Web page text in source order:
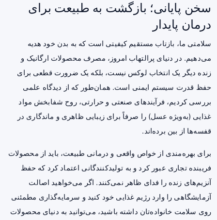
سخن پایانی؛ بازگشت به طبیعت برای
درمان پایدار
سلامتی ما، بازتاب مستقیم کیفیتی است که به بدن خود هدیه
می‌دهیم. در دنیای پرالتهاب امروز، مصرف محصولات ارگانیک و
زنده دیگر یک انتخاب لوکس نیست، بلکه یک ضرورت قطعی برای
حفظ قدرت سیستم ایمنی است. همان‌طور که از دیدگاه علمی
بررسی کردیم، فرآیندهای صنعتی و حرارتی، روح شفابخش مواد
غذایی (به‌ویژه عسل) را صرفاً برای زیبایی ظاهری و ماندگاری در
قفسه‌ها از بین برده‌اند.
برای بهره‌مندی از خواص واقعی و درمانی طبیعت، باید از محصولات
فریبنده تجاری عبور کرد و به تولیدکنندگانی اعتماد کرد که حفظ
آنزیم‌های زنده را فدای ظاهر نمی‌کنند. اگر می‌خواهید اصالت
آزمایشگاهی را وارد رژیم غذایی خود کنید و سرمایه‌گذاری مطمئنی
روی سلامت خانواده‌تان داشته باشید، می‌توانید به دنیای محصولات